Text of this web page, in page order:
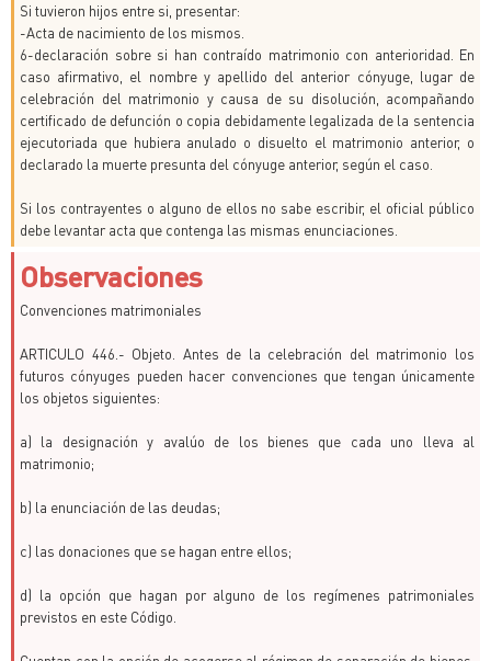
Si tuvieron hijos entre si, presentar:
-Acta de nacimiento de los mismos.
6-declaración sobre si han contraído matrimonio con anterioridad. En
caso afirmativo, el nombre y apellido del anterior cónyuge, lugar de
celebración del matrimonio y causa de su disolución, acompañando
certificado de defunción o copia debidamente legalizada de la sentencia
ejecutoriada que hubiera anulado o disuelto el matrimonio anterior, o
declarado la muerte presunta del cónyuge anterior, según el caso.
Si los contrayentes o alguno de ellos no sabe escribir, el oficial público
debe levantar acta que contenga las mismas enunciaciones.
Observaciones
Convenciones matrimoniales
ARTICULO 446.- Objeto. Antes de la celebración del matrimonio los
futuros cónyuges pueden hacer convenciones que tengan únicamente
los objetos siguientes:
a) la designación y avalúo de los bienes que cada uno lleva al
matrimonio;
b) la enunciación de las deudas;
c) las donaciones que se hagan entre ellos;
d) la opción que hagan por alguno de los regímenes patrimoniales
previstos en este Código.